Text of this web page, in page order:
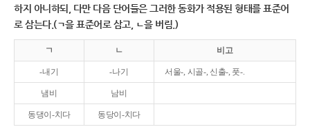
하지 아니하되, 다만 다음 단어들은 그러한 동화가 적용된 형태를 표준어
로 삼는다.(ㄱ을 표준어로 삼고, ㄴ을 버림.)
ㄱ ㄴ 비고
-내기 -나기 서울-, 시골-, 신출-, 풋-.
냄비 남비
동댕이-치다 동당이-치다